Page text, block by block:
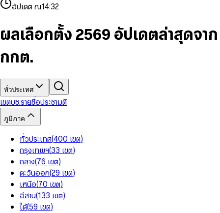
9 9
5
7
8
993
5
6
8
9
84
6
7
9
3
5
6
8
9
7
9
อัปเดต ณ14:32
ผลเลือกตั้ง 2569 อัปเดตล่าสุดจาก
กกต.
ทั่วประเทศ
เขตบช.รายชื่อประชามติ
ภูมิภาค
ทั่วประเทศ(400 เขต)
กรุงเทพฯ(33 เขต)
กลาง(76 เขต)
ตะวันออก(29 เขต)
เหนือ(70 เขต)
อีสาน(133 เขต)
ใต้(59 เขต)